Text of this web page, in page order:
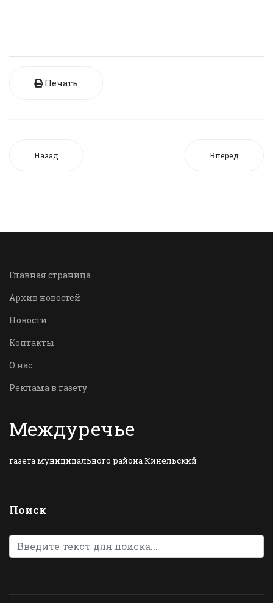
Печать
Назад Вперед
Главная страница
Архив новостей
Новости
Контакты
О нас
Реклама в газету
Междуречье
газета муниципального района Кинельский
Поиск